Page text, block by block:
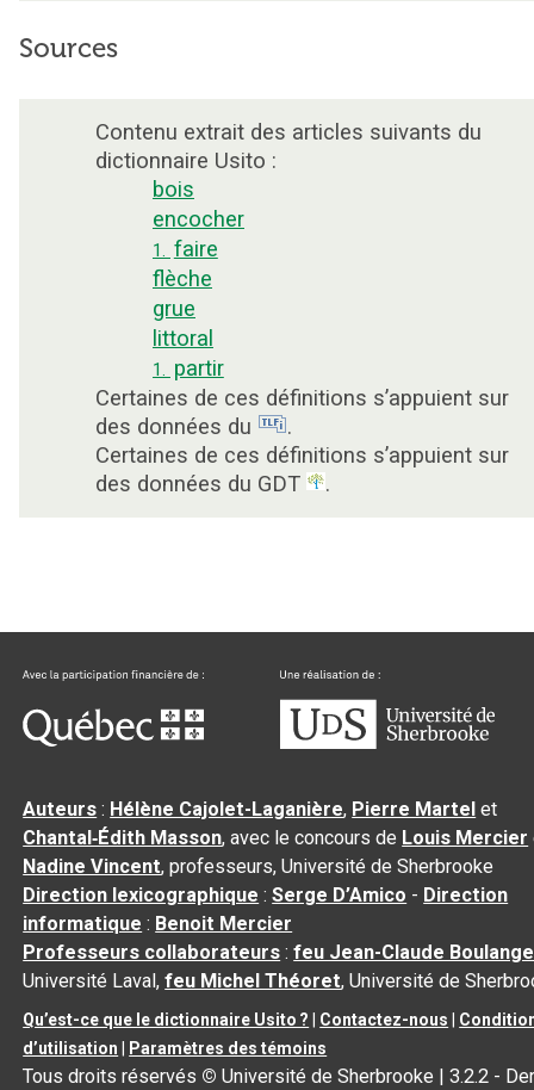
Sources
Contenu extrait des articles suivants du
dictionnaire Usito :
bois
encocher
1. faire
flèche
grue
littoral
1. partir
Certaines de ces définitions s’appuient sur
des données du
.
Certaines de ces définitions s’appuient sur
des données du GDT
.
Auteurs : Hélène Cajolet-Laganière, Pierre Martel et
Chantal‑Édith Masson, avec le concours de Louis Mercier
Nadine Vincent, professeurs, Université de Sherbrooke
Direction lexicographique :Serge D’Amico - Direction
informatique : Benoit Mercier
Professeurs collaborateurs :feu Jean-Claude
Université Laval,feu Michel Théoret, Université de
Qu’est-ce que le dictionnaire Usito ? Contactez-nous
d’utilisation
Paramètres des témoins
Tous droits réservés © Université de Sherbrooke |3.2.2 -